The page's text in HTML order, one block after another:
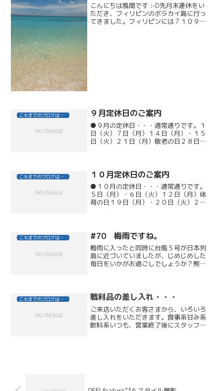
こんにちは風間です :-D先月末連休をい
ただき、フィリピンのボラカイ島に行っ
てきました。フィリピンには７１０９も
これまでのブログはこちら ９月定休日のご案内
●９月の定休日・・・通常通りです。１
日（火）７日（月）１４日（月）・１５
日（火）２１日（月）敬老の日２８日
これまでのブログはこちら １０月定休日のご案内
●１０月の定休日・・・通常通りです。
５日（月）・６日（火）１２日（月）体
育の日１９日（月）・２０日（火）２６
これまでのブログはこちら #70 梅雨ですね。
梅雨に入ったと同時に台風５号が日本列
島に近づいていましたが、じめじめした
毎日をいかがお過ごしでしょうか？熊谷
やいや、でも私にと...
これまでのブログはこちら 戦利品の差し入れ・・・
ご来店いただくお客さまから、いろいろ
差し入れをいただきます。食事系甘み系
飲料系いつも、営業終了後にスタッフ皆